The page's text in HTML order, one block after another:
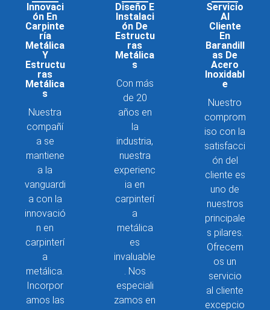
Innovaci
Ón En
Carpinte
Ría
Metálica
Y
Estructu
Ras
Metálica
S
Nuestra
compañí
a se
mantiene
a la
vanguardi
a con la
innovació
n en
carpinterí
a
metálica.
Incorpor
amos las
Diseño E
Instalaci
Ón De
Estructu
Ras
Metálica
S
Con más
de 20
años en
la
industria,
nuestra
experienc
ia en
carpinterí
a
metálica
es
invaluable
. Nos
especiali
zamos en
Servicio
Al
Cliente
En
Barandill
As De
Acero
Inoxidabl
E
Nuestro
comprom
iso con la
satisfacci
ón del
cliente es
uno de
nuestros
principale
s pilares.
Ofrecem
os un
servicio
al cliente
excepcio